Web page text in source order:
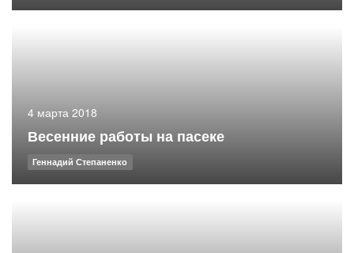
4 марта 2018
Весенние работы на пасеке
Геннадий Степаненко